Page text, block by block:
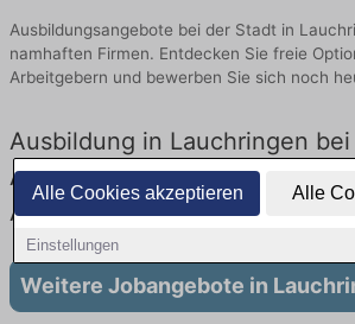
Alle Cookies akzeptieren Alle
Einstellungen
Ausbildungsangebote bei der Stadt in
namhaften Firmen. Entdecken Sie freie
Arbeitgebern und bewerben Sie sich noch
Ausbildung in Lauchringen
Aktuell gibt es keine
Ausbildung in Lauchringen
Weitere Jobangebote in